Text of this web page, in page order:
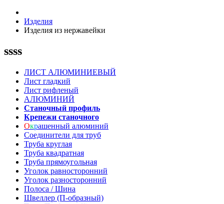
Изделия
Изделия из нержавейки
ssss
ЛИСТ АЛЮМИНИЕВЫЙ
Лист гладкий
Лист рифленый
АЛЮМИНИЙ
Станочный профиль
Крепежи станочного
Окрашенный алюминий
Соединители для труб
Труба круглая
Труба квадратная
Труба прямоугольная
Уголок равносторонний
Уголок разносторонний
Полоса / Шина
Швеллер (П-образный)